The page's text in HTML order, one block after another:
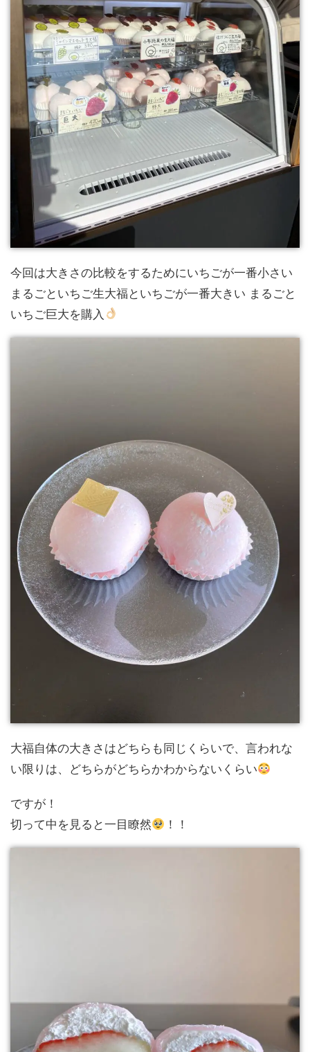
今回は大きさの比較をするためにいちごが一番小さい
まるごといちご生大福といちごが一番大きい まるごと
いちご巨大を購入
大福自体の大きさはどちらも同じくらいで、言われな
い限りは、どちらがどちらかわからないくらい
ですが！
切って中を見ると一目瞭然
！！